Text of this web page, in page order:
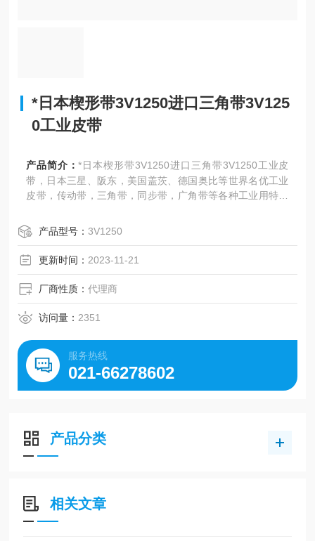
*日本楔形带3V1250进口三角带3V125
0工业皮带
产品简介：*日本楔形带3V1250进口三角带3V1250工业皮
带，日本三星、阪东，美国盖茨、德国奥比等世界名优工业
皮带，传动带，三角带，同步带，广角带等各种工业用特殊
油封
产品型号：3V1250
更新时间： 2023-11-21
厂商性质：代理商
访问量： 2351
服务热线
021-66278602
产品分类
相关文章